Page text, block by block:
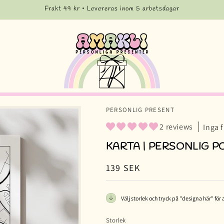
Frakt 49 kr • Levereras inom 5 arbetsdagar
PERSONLIG PRESENT
2 reviews Inga
KARTA | PERSONLIG
Ordinarie
pris
139 SEK
Välj storlek och tryck på "designa här" för
Storlek